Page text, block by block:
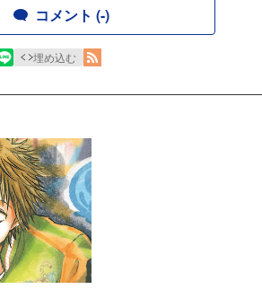
コメント (-)
埋め込む